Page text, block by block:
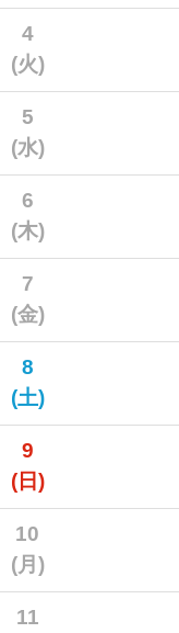
4
(火)
5
(水)
6
(木)
7
(金)
8
(土)
9
(日)
10
(月)
11